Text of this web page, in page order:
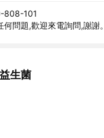
808-101
問題,歡迎來電詢問,謝謝。
生菌